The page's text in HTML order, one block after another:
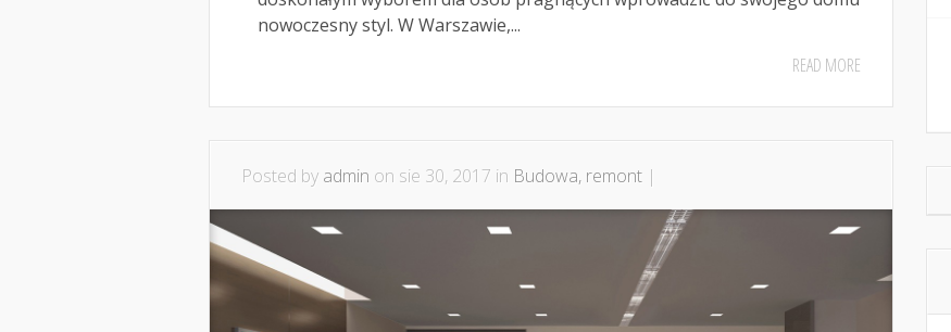
nowoczesny styl. W Warszawie,...
READ MORE
Posted by admin on sie 30, 2017 in Budowa, remont |